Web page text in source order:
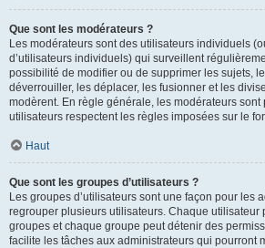
Que sont les modérateurs ?
Les modérateurs sont des utilisateurs individuels
d’utilisateurs individuels) qui surveillent
possibilité de modifier ou de supprimer les sujets,
déverrouiller, les déplacer, les fusionner et les
modèrent. En règle générale, les modérateurs sont
utilisateurs respectent les règles imposées sur le
Haut
Que sont les groupes d’utilisateurs ?
Les groupes d’utilisateurs sont une façon pour les
regrouper plusieurs utilisateurs. Chaque utilisateur
groupes et chaque groupe peut détenir des
facilite les tâches aux administrateurs qui pourront